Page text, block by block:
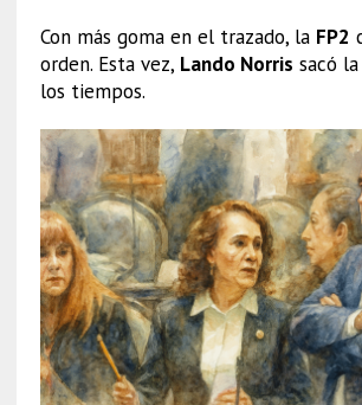
Con más goma en el trazado, la FP2
orden. Esta vez, Lando Norris sacó
los tiempos.